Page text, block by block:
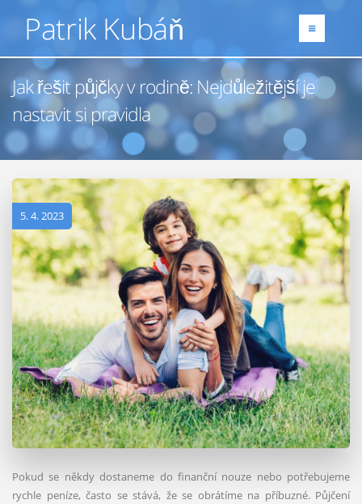
Patrik Kubáň
Jak řešit půjčky v rodině: Nejdůležitější je
nastavit si pravidla
5. 4. 2023
Pokud se někdy dostaneme do finanční nouze nebo potřebujeme
rychle peníze, často se stává, že se obrátíme na příbuzné. Půjčení